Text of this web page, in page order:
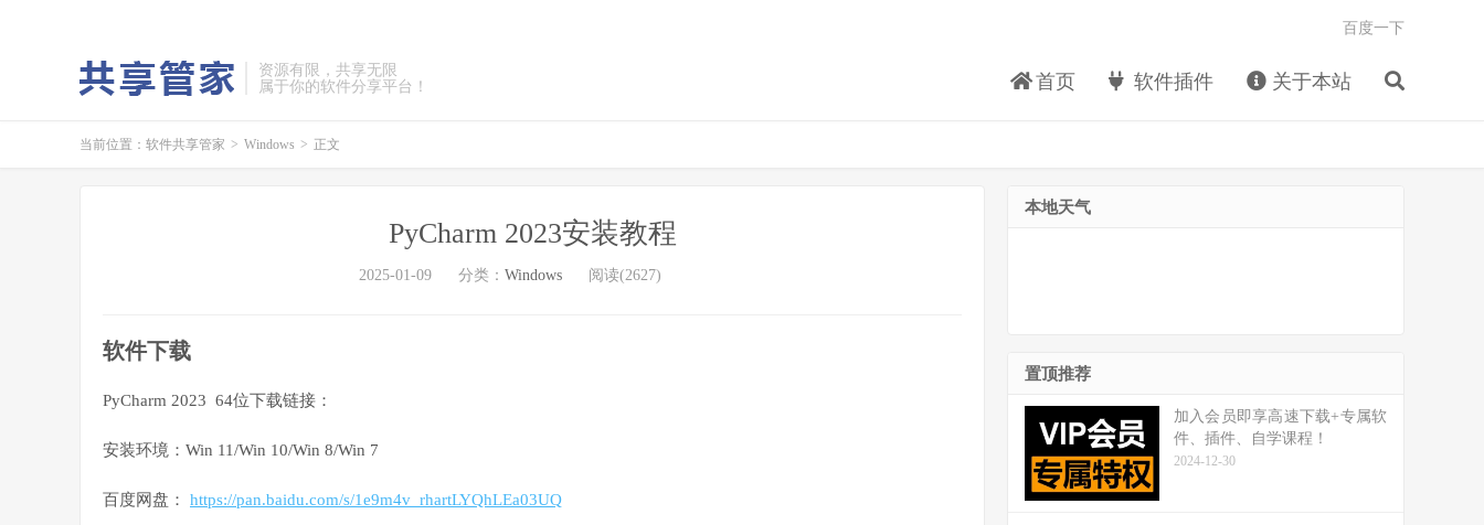
资源有限，共享无限
属于你的软件分享平台！
首页 软件插件 关于本站
百度一下
当前位置： 软件共享管家 > Windows > 正文
PyCharm 2023安装教程
2025-01-09 分类： Windows 阅读(2627)
软件下载
PyCharm 2023 64位下载链接：
安装环境：Win 11/Win 10/Win 8/Win 7
百度网盘： https://pan.baidu.com/s/1e9m4v_rhartLYQhLEa03UQ
本地天气
置顶推荐
加入会员即享高速下载+专属软
件、插件、自学课程！
2024-12-30